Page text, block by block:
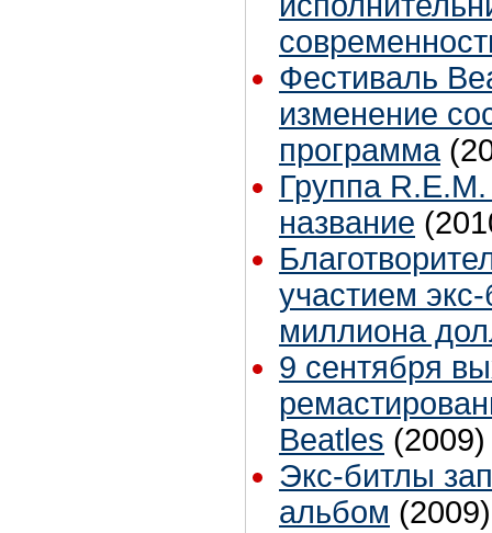
Фестиваль
изменение
программа
Группа
название
участием
миллиона
9 сентября
Beatles (2009)
Экс-битлы
альбом (2009)